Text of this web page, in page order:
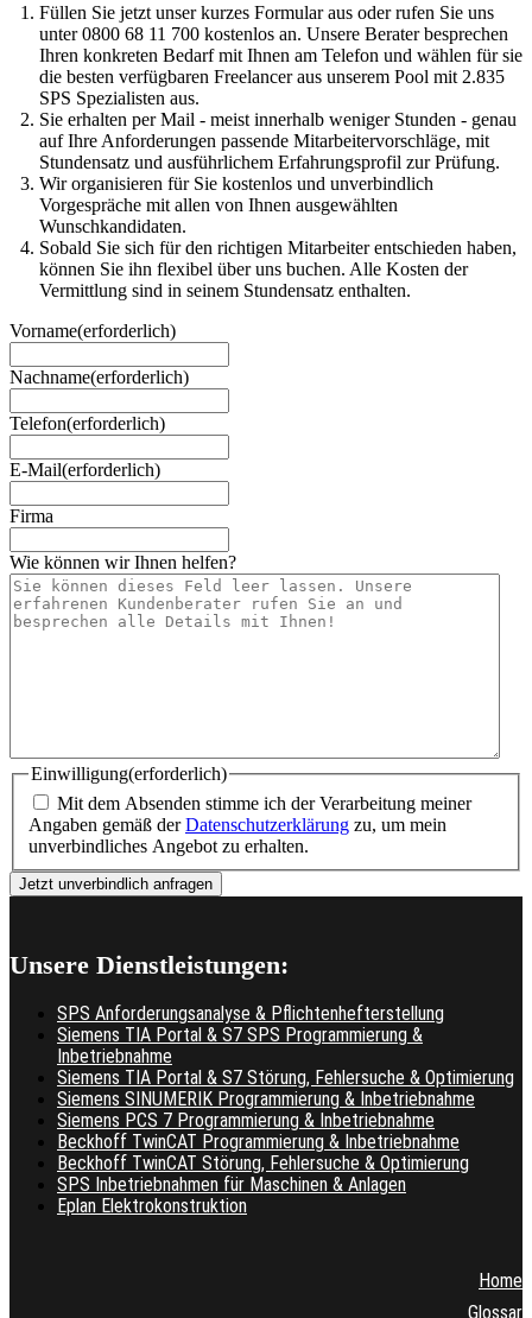
Füllen Sie jetzt unser kurzes Formular aus oder rufen Sie uns
unter 0800 68 11 700 kostenlos an. Unsere Berater besprechen
Ihren konkreten Bedarf mit Ihnen am Telefon und wählen für sie
die besten verfügbaren Freelancer aus unserem Pool mit 2.835
SPS Spezialisten aus.
Sie erhalten per Mail - meist innerhalb weniger Stunden - genau
auf Ihre Anforderungen passende Mitarbeitervorschläge, mit
Stundensatz und ausführlichem Erfahrungsprofil zur Prüfung.
Wir organisieren für Sie kostenlos und unverbindlich
Vorgespräche mit allen von Ihnen ausgewählten
Wunschkandidaten.
Sobald Sie sich für den richtigen Mitarbeiter entschieden haben,
können Sie ihn flexibel über uns buchen. Alle Kosten der
Vermittlung sind in seinem Stundensatz enthalten.
Vorname(erforderlich)
Nachname(erforderlich)
Telefon(erforderlich)
E-Mail(erforderlich)
Firma
Wie können wir Ihnen helfen?
Einwilligung(erforderlich)
Mit dem Absenden stimme ich der Verarbeitung meiner
Angaben gemäß derDatenschutzerklärung zu, um mein
unverbindliches Angebot zu erhalten.
Unsere Dienstleistungen:
SPS Anforderungsanalyse & Pflichtenhefterstellung
Siemens TIA Portal & S7 SPS Programmierung &
Inbetriebnahme
Siemens TIA Portal & S7 Störung, Fehlersuche & Optimierung
Siemens SINUMERIK Programmierung & Inbetriebnahme
Siemens PCS 7 Programmierung & Inbetriebnahme
Beckhoff TwinCAT Programmierung & Inbetriebnahme
Beckhoff TwinCAT Störung, Fehlersuche & Optimierung
SPS Inbetriebnahmen für Maschinen & Anlagen
Eplan Elektrokonstruktion
Home
Glossar